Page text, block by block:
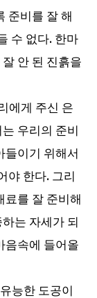
준비를 잘 해
수 없다. 한마
안 된 진흙을
에게 주신 은
우리의 준비
들이기 위해서
야 한다. 그리
료를 잘 준비해
는 자세가 되
음속에 들어올
능한 도공이